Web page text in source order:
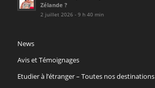
Zélande ?
2 juillet 2026 - 9 h 40 min
News
Avis et Témoignages
Etudier à l’étranger – Toutes nos destinations